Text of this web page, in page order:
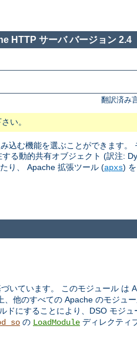
HTTP サーバ バージョン 2.4
翻訳済み
い。
込む機能を選ぶことができます。
る動的共有オブジェクト (訳注:
り、 Apache 拡張ツール (apxs)
いています。 このモジュール は
他のすべての Apache のモジュー
ドにすることにより、DSO モジュ
の LoadModule ディレクティ